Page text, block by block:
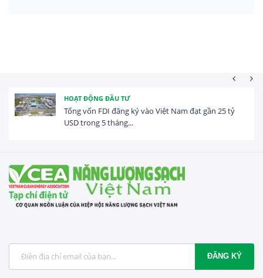
HOẠT ĐỘNG ĐẦU TƯ
Tổng vốn FDI đăng ký vào Việt Nam đạt gần 25 tỷ
USD trong 5 tháng...
ĐĂNG KÝ